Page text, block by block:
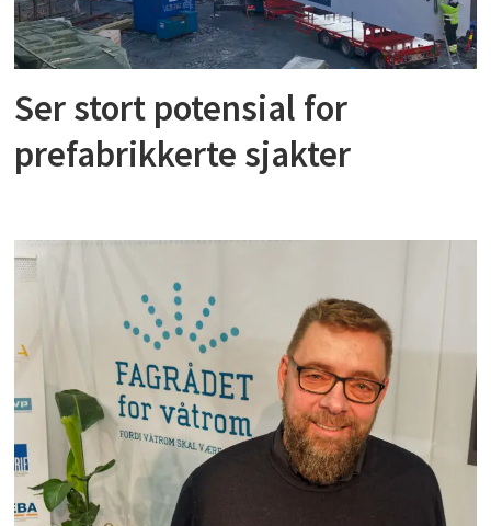
Ser stort potensial for
prefabrikkerte sjakter